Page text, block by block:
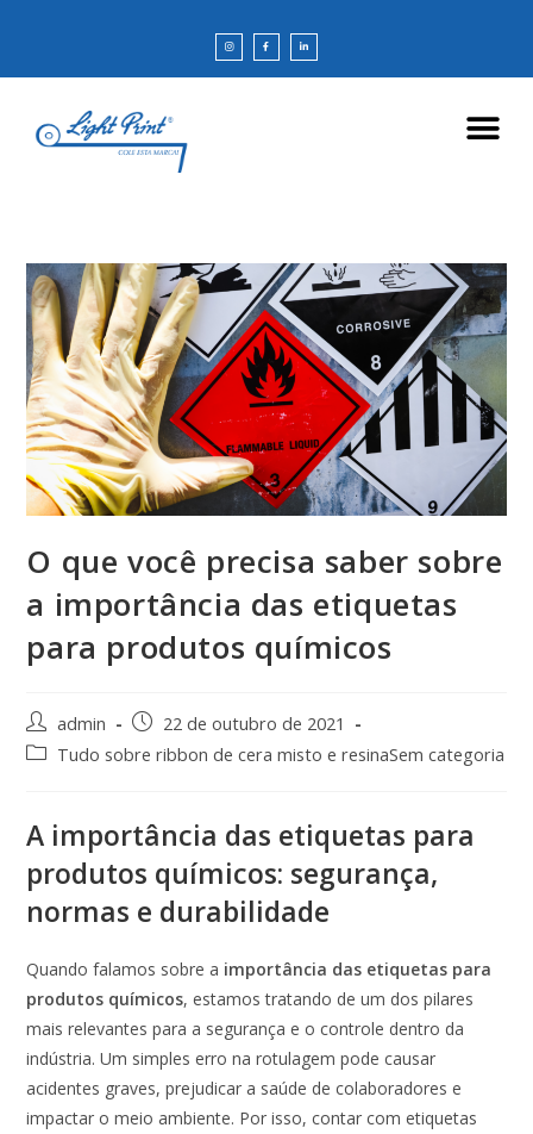
O que você precisa saber sobre
a importância das etiquetas
para produtos químicos
admin
22 de outubro de 2021
Tudo sobre ribbon de cera misto e resinaSem categoria
A importância das etiquetas para
produtos químicos: segurança,
normas e durabilidade
Quando falamos sobre a importância das etiquetas para
produtos químicos, estamos tratando de um dos pilares
mais relevantes para a segurança e o controle dentro da
indústria. Um simples erro na rotulagem pode causar
acidentes graves, prejudicar a saúde de colaboradores e
impactar o meio ambiente. Por isso, contar com etiquetas